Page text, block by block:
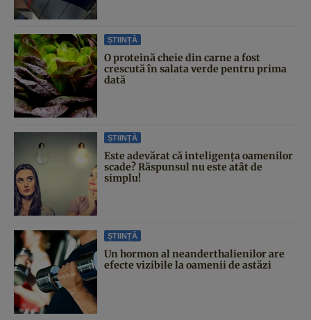
ȘTIINȚĂ
O proteină cheie din carne a fost
crescută în salata verde pentru prima
dată
ȘTIINȚĂ
Este adevărat că inteligența oamenilor
scade? Răspunsul nu este atât de
simplu!
ȘTIINȚĂ
Un hormon al neanderthalienilor are
efecte vizibile la oamenii de astăzi